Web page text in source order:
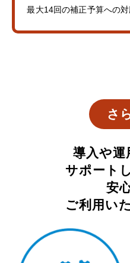
最大14回の補正予算への対
さ
導入や運
サポート
安
ご利用い